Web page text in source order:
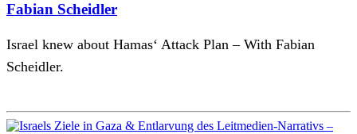
Fabian Scheidler
Israel knew about Hamas‘ Attack Plan – With Fabian
Scheidler.